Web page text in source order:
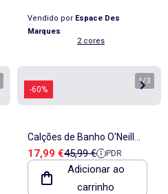
Vendido por Espace Des
Marques
2 cores
-60%
1/3
Calções de Banho O'Neill
Essentials para Homem
Azul-Marinho
Preço de venda
17,99 €Preço de referência
45,99 € PDR
Adicionar ao
carrinho